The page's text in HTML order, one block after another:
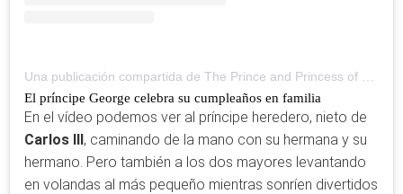
El príncipe George celebra su cumpleaños en familia
En el vídeo podemos ver al príncipe heredero, nieto de
Carlos III, caminando de la mano con su hermana y su
hermano. Pero también a los dos mayores levantando
en volandas al más pequeño mientras sonríen divertidos